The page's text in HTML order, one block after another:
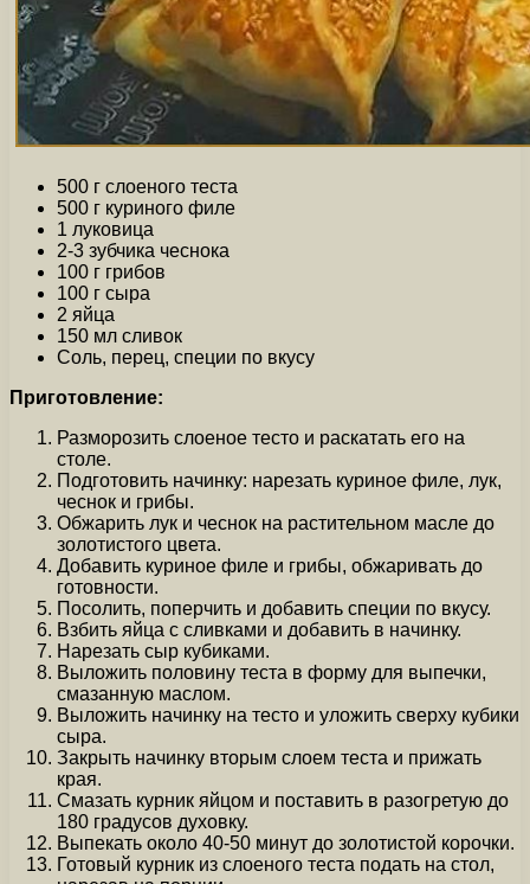
500 г слоеного теста
500 г куриного филе
1 луковица
2-3 зубчика чеснока
100 г грибов
100 г сыра
2 яйца
150 мл сливок
Соль, перец, специи по вкусу
Приготовление:
Разморозить слоеное тесто и раскатать его на
столе.
Подготовить начинку: нарезать куриное филе, лук,
чеснок и грибы.
Обжарить лук и чеснок на растительном масле до
золотистого цвета.
Добавить куриное филе и грибы, обжаривать до
готовности.
Посолить, поперчить и добавить специи по вкусу.
Взбить яйца с сливками и добавить в начинку.
Нарезать сыр кубиками.
Выложить половину теста в форму для выпечки,
смазанную маслом.
Выложить начинку на тесто и уложить сверху кубики
сыра.
Закрыть начинку вторым слоем теста и прижать
края.
Смазать курник яйцом и поставить в разогретую до
180 градусов духовку.
Выпекать около 40-50 минут до золотистой корочки.
Готовый курник из слоеного теста подать на стол,